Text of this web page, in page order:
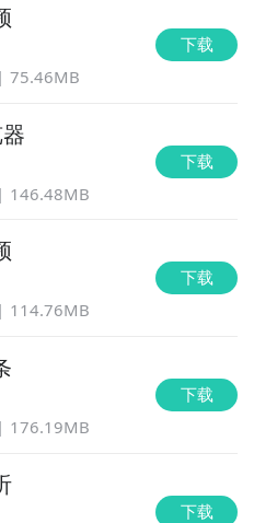
75.46MB
下载
146.48MB
下载
114.76MB
下载
176.19MB
下载
下载